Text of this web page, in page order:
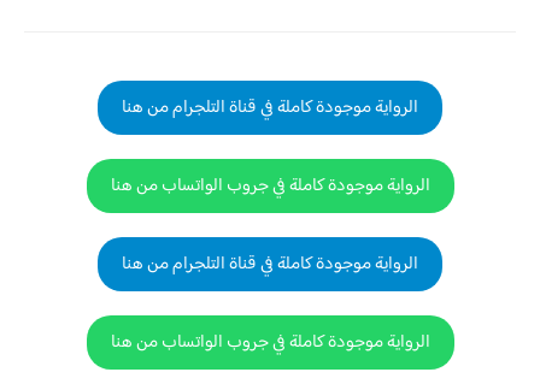
الرواية موجودة كاملة في قناة التلجرام من هنا
الرواية موجودة كاملة في جروب الواتساب من هنا
الرواية موجودة كاملة في قناة التلجرام من هنا
الرواية موجودة كاملة في جروب الواتساب من هنا